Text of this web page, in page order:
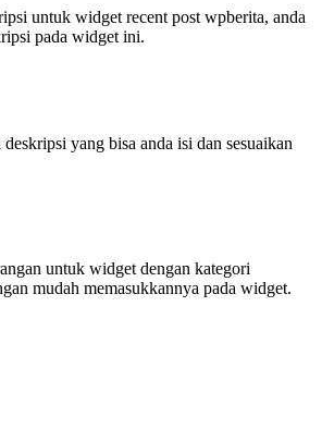
untuk widget recent post wpberita, anda
pada widget ini.
yang bisa anda isi dan sesuaikan
untuk widget dengan kategori
mudah memasukkannya pada widget.